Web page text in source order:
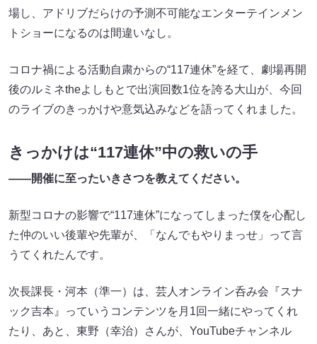
場し、アドリブだらけの予測不可能なエンターテインメン
トショーになるのは間違いなし。
コロナ禍による活動自粛からの“117連休”を経て、劇場再開
後のルミネtheよしもとで出演回数1位を誇る大山が、今回
のライブのきっかけや意気込みなどを語ってくれました。
きっかけは“117連休”中の救いの手
――開催に至ったいきさつを教えてください。
新型コロナの影響で“117連休”になってしまった僕を心配し
た仲のいい後輩や先輩が、「なんでもやりまっせ」って言
うてくれたんです。
次長課長・河本（準一）は、芸人オンライン呑み会『スナ
ック吉本』っていうコンテンツを月1回一緒にやってくれ
たり、あと、東野（幸治）さんが、YouTubeチャンネル